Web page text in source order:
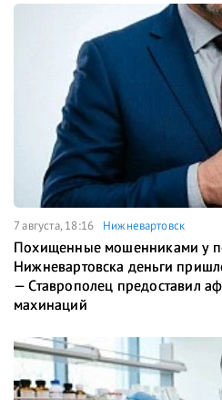
7 августа, 18:16 Нижневартовск
Похищенные мошенниками у
Нижневартовска деньги
— Ставрополец предоставил
махинаций